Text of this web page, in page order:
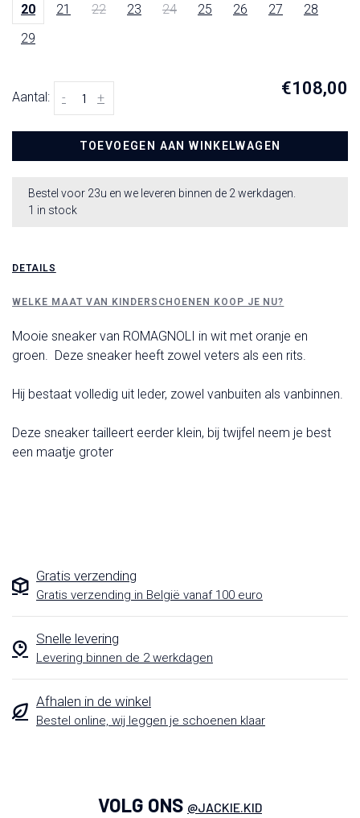
20 21 22 23 24 25 26 27
28
29
Aantal: +
- €108,00
TOEVOEGEN AAN WINKELWAGEN
Bestel voor 23u en we leveren binnen de 2 werkdagen.
1 in stock
DETAILS
WELKE MAAT VAN KINDERSCHOENEN KOOP JE NU?
Mooie sneaker van ROMAGNOLI in wit met oranje en
groen. Deze sneaker heeft zowel veters als een rits.
Hij bestaat volledig uit leder, zowel vanbuiten als vanbinnen.
Deze sneaker tailleert eerder klein, bij twijfel neem je best
een maatje groter
Gratis verzending
Gratis verzending in België vanaf 100 euro
Snelle levering
Levering binnen de 2 werkdagen
Afhalen in de winkel
Bestel online, wij leggen je schoenen klaar
VOLG ONS @JACKIE.KID